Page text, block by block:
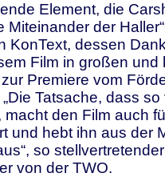
Element, die
der
KonText, dessen
Film in großen und
Premiere vom
Tatsache, dass
den Film auch
und hebt ihn aus der
so
von der TWO.